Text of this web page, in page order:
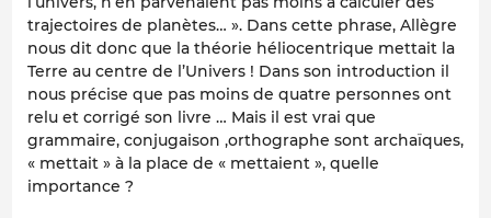
trajectoires de planètes… ». Dans cette phrase, Allègre
nous dit donc que la théorie héliocentrique mettait la
Terre au centre de l’Univers ! Dans son introduction il
nous précise que pas moins de quatre personnes ont
relu et corrigé son livre … Mais il est vrai que
grammaire, conjugaison ,orthographe sont archaïques,
« mettait » à la place de « mettaient », quelle
importance ?